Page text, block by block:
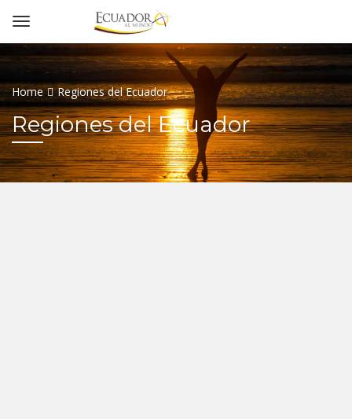
Home Regiones del Ecuador
Regiones del Ecuador